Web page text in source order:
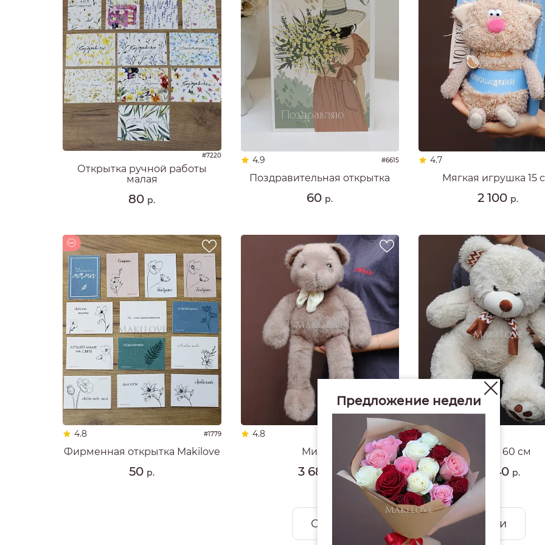
#7220
Открытка ручной работы
малая
80 р.
4.9 #6615
Поздравительная открытка
60 р.
4.7
Мягкая игрушка 15
2 100 р.
4.8 #1779
Фирменная открытка Makilove
50 р.
4.8 #1653
Мишка
3 680 р.
4.9
Мишка 60 см
4 940 р.
Смотреть все открытки и игрушки
Предложение недели